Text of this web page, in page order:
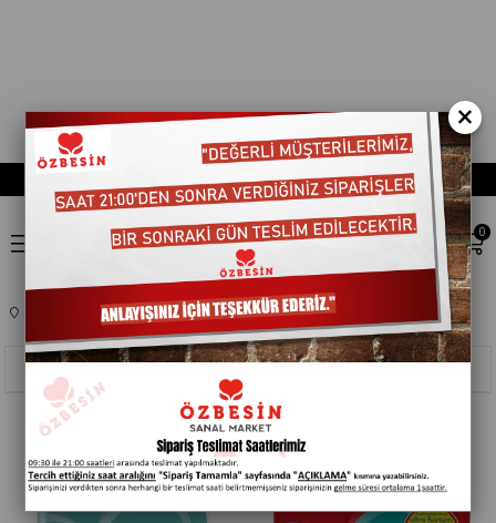
0
BEBEK ÜRÜNLERI BEBEK BEZLERI 251001
Filtreleme
Sıralama
×